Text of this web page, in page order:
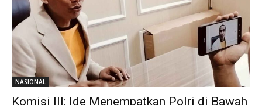
NASIONAL
Komisi III: Ide Menempatkan Polri di Bawah